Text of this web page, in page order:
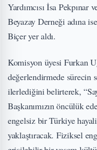
Yardımcısı İsa Pekpınar
Beyazay Derneği adına
Biçer yer aldı.
Komisyon üyesi Furkan
değerlendirmede sürecin
ilerlediğini belirterek,
Başkanımızın öncülük
engelsiz bir Türkiye
yaklaştıracak. Fiziksel